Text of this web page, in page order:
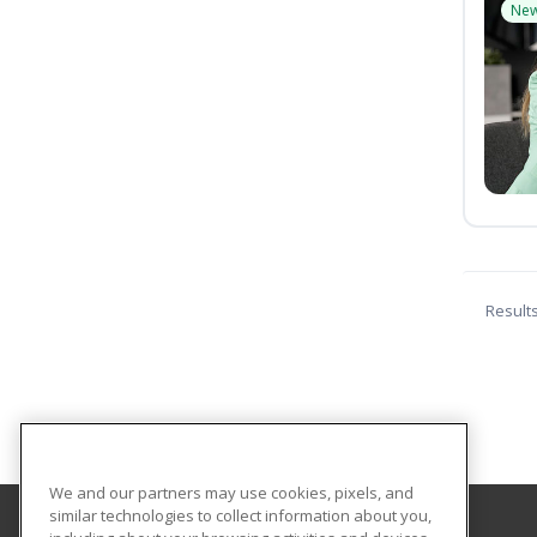
We and our partners may use cookies, pixels, and
similar technologies to collect information about you,